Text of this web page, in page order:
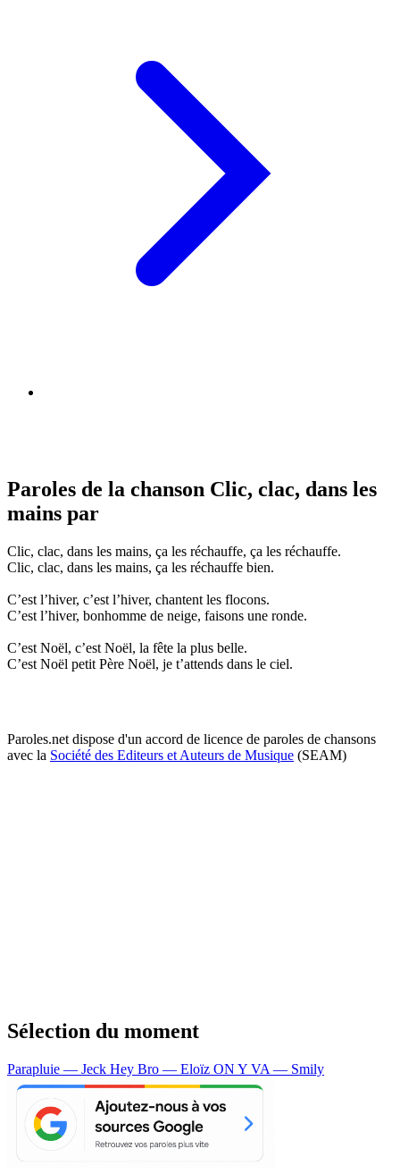
Paroles de la chanson Clic, clac, dans les
mains par
Clic, clac, dans les mains, ça les réchauffe, ça les réchauffe.
Clic, clac, dans les mains, ça les réchauffe bien.
C’est l’hiver, c’est l’hiver, chantent les flocons.
C’est l’hiver, bonhomme de neige, faisons une ronde.
C’est Noël, c’est Noël, la fête la plus belle.
C’est Noël petit Père Noël, je t’attends dans le ciel.
Paroles.net dispose d'un accord de licence de paroles de chansons
avec la Société des Editeurs et Auteurs de Musique (SEAM)
Sélection du moment
Parapluie — Jeck Hey Bro — Eloïz ON Y VA — Smily